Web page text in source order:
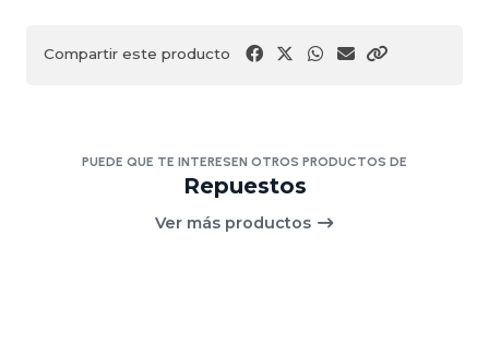
Compartir este producto
PUEDE QUE TE INTERESEN OTROS PRODUCTOS DE
Repuestos
Ver más productos